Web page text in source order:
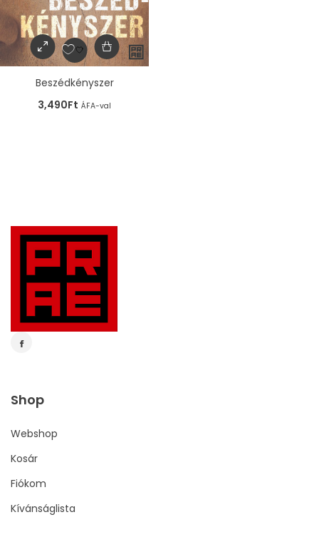
Beszédkényszer
3,490Ft ÁFA-val
Shop
Webshop
Kosár
Fiókom
Kívánságlista